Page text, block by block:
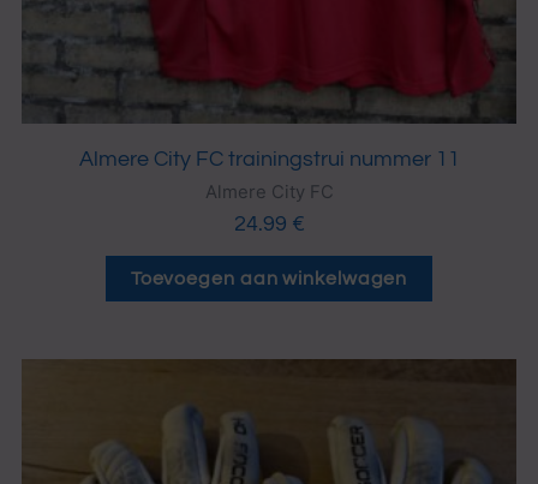
Almere City FC trainingstrui nummer 11
Almere City FC
24.99 €
Toevoegen aan winkelwagen